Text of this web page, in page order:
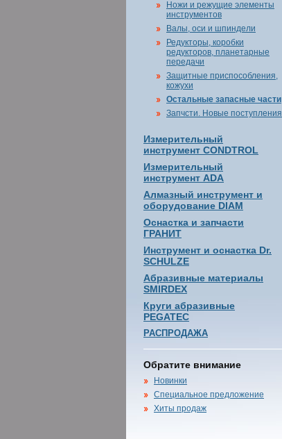
Ножи и режущие элементы
инструментов
Валы, оси и шпиндели
Редукторы, коробки
редукторов, планетарные
передачи
Защитные приспособления,
кожухи
Остальные запасные части
Запчсти. Новые поступления
Измерительный
инструмент CONDTROL
Измерительный
инструмент ADA
Алмазный инструмент и
оборудование DIAM
Оснастка и запчасти
ГРАНИТ
Инструмент и оснастка Dr.
SCHULZE
Абразивные материалы
SMIRDEX
Круги абразивные
PEGATEC
РАСПРОДАЖА
Обратите внимание
Новинки
Специальное предложение
Хиты продаж